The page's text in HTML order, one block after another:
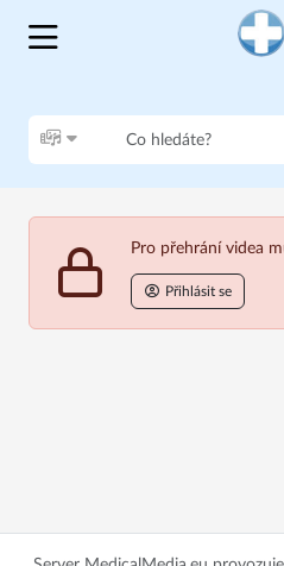
Pro přehrání videa
Přihlásit se